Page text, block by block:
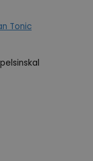
Tonic